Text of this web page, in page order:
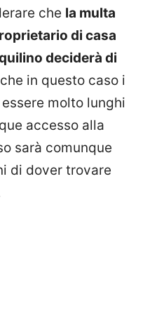
che la multa
di casa
deciderà di
in questo caso i
molto lunghi
accesso alla
sarà comunque
di dover trovare